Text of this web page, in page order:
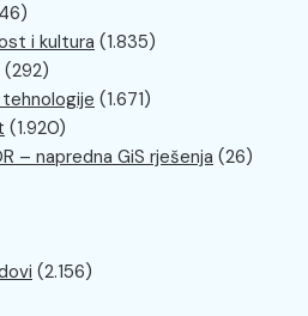
i kultura (1.835)
(292)
(1.671)
(1.920)
– napredna GiS rješenja (26)
(2.156)